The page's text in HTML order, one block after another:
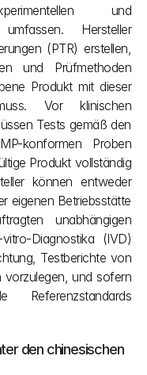
und
Hersteller
(PTR) erstellen,
und Prüfmethoden
Produkt mit dieser
Vor klinischen
Tests gemäß den
konformen Proben
Produkt vollständig
können entweder
eigenen Betriebsstätte
unabhängigen
Diagnostika (IVD)
Testberichte von
vorzulegen, und sofern
Referenzstandards
den chinesischen